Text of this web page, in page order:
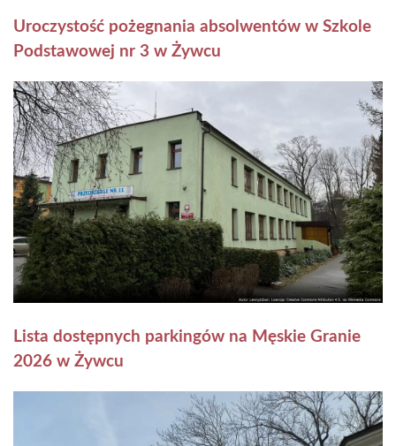
Uroczystość pożegnania absolwentów w Szkole
Podstawowej nr 3 w Żywcu
Lista dostępnych parkingów na Męskie Granie
2026 w Żywcu